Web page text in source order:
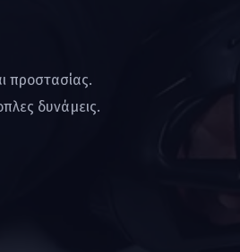
προστασίας.
δυνάμεις.